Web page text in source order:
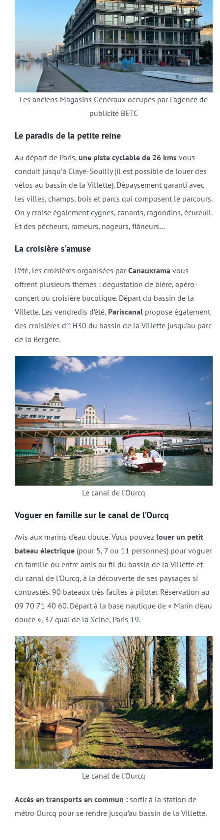
Les anciens Magasins Généraux occupés par l’agence de
publicité BETC
Le paradis de la petite reine
Au départ de Paris, une piste cyclable de 26 kmsvous
conduit jusqu’à Claye-Souilly (il est possible de louer des
vélos au bassin de la Villette). Dépaysement garanti avec
les villes, champs, bois et parcs qui composent le parcours.
On y croise également cygnes, canards, ragondins, écureuil.
Et des pêcheurs, rameurs, nageurs, flâneurs…
La croisière s’amuse
L’été, les croisières organisées parCanauxramavous
offrent plusieurs thèmes : dégustation de bière, apéro-
concert ou croisière bucolique. Départ du bassin de la
Villette. Les vendredis d’été, Pariscanalpropose également
des croisières d’1H30 du bassin de la Villette jusqu’au parc
de la Bergère.
Le canal de l’Ourcq
Voguer en famille sur le canal de l’Ourcq
Avis aux marins d’eau douce. Vous pouvez louer un petit
bateau électrique(pour 5, 7 ou 11 personnes) pour voguer
en famille ou entre amis au fil du bassin de la Villette et
du canal de l’Ourcq, à la découverte de ses paysages si
contrastés. 90 bateaux très faciles à piloter. Réservation au
09 70 71 40 60. Départ à la base nautique de « Marin d’eau
douce », 37 quai de la Seine, Paris 19.
Le canal de l’Ourcq
Accès en transports en commun :sortir à la station de
métro Ourcq pour se rendre jusqu’au bassin de la Villette.